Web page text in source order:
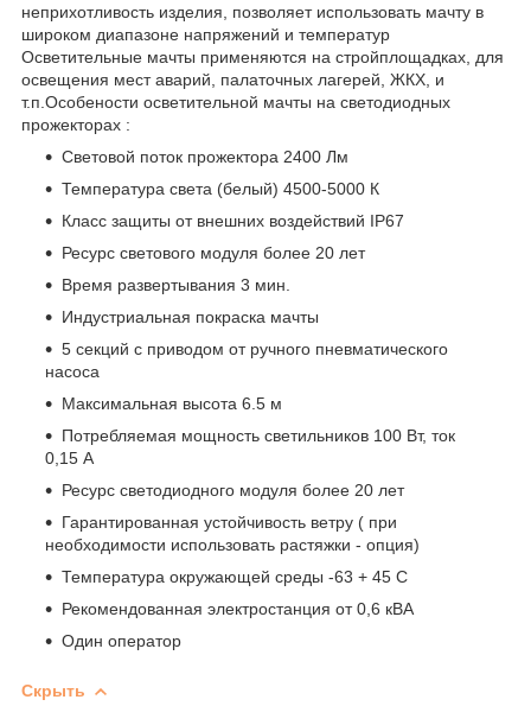
неприхотливость изделия, позволяет использовать мачту в
широком диапазоне напряжений и температур
Осветительные мачты применяются на стройплощадках, для
освещения мест аварий, палаточных лагерей, ЖКХ, и
т.п.Особености осветительной мачты на светодиодных
прожекторах :
Световой поток прожектора 2400 Лм
Температура света (белый) 4500-5000 К
Класс защиты от внешних воздействий IP67
Ресурс светового модуля более 20 лет
Время развертывания 3 мин.
Индустриальная покраска мачты
5 секций с приводом от ручного пневматического
насоса
Максимальная высота 6.5 м
Потребляемая мощность светильников 100 Вт, ток
0,15 А
Ресурс светодиодного модуля более 20 лет
Гарантированная устойчивость ветру ( при
необходимости использовать растяжки - опция)
Температура окружающей среды -63 + 45 С
Рекомендованная электростанция от 0,6 кВА
Один оператор
Скрыть